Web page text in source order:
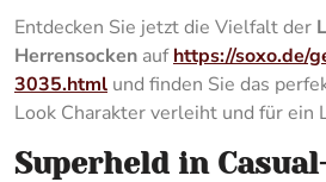
Entdecken Sie jetzt die Vielfalt der
Herrensocken aufhttps://soxo.de/
3035.html und finden Sie das
Look Charakter verleiht und für ein
Superheld in